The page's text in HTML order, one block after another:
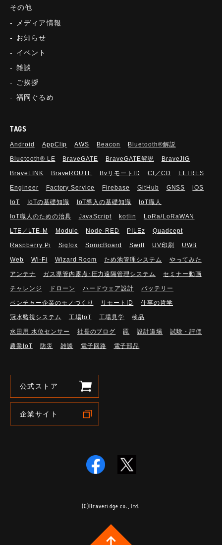
その他
メディア情報
お知らせ
イベント
雑談
ご挨拶
福岡ぐるめ
TAGS
Android AppClip AWS Beacon Bluetooth®解説
Bluetooth®︎ LE BraveGATE BraveGATE解説 BraveJIG
BraveLINK BraveROUTE BvリモートID CI／CD ELTRES
Engineer Factory Service Firebase GitHub GNSS iOS
IoT IoTの基礎知識 IoT導入の基礎知識 IoT職人
IoT職人のための治具 JavaScript kotlin LoRa/LoRaWAN
LTE／LTE-M Module Node-RED PILEz Quadcept
Raspberry Pi Sigfox SonicBoard Swift UV印刷 UWB
Web Wi-Fi Wizard Room ため池管理システム やってみた
アンテナ ガス導管内露点･圧力遠隔管理システム セミナー動画
チャレンジ ドローン ハードウェア設計 バッテリー
ベンチャー企業のモノづくり リモートID 仕事の哲学
冠水監視システム 工場IoT 工場見学 検品
水田用 水位センサー 社長のブログ 罠 設計道場 試験・評価
農業IoT 防災 雑談 電子回路 電子部品
公式ストア
企業サイト
(C)Braveridge co., ltd.